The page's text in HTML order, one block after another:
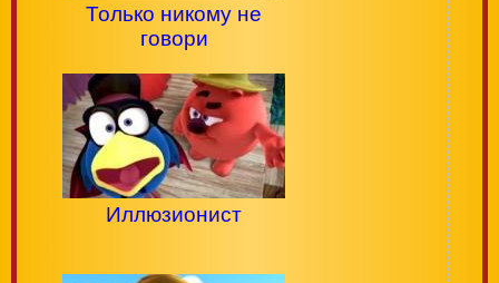
Только никому не
говори
Иллюзионист